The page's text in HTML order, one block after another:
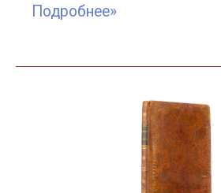
Подробнее»